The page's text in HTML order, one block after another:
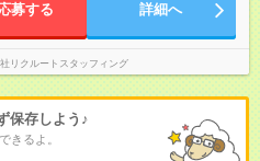
募する 詳細へ
リクルートスタッフィング
保存しよう♪
きるよ。